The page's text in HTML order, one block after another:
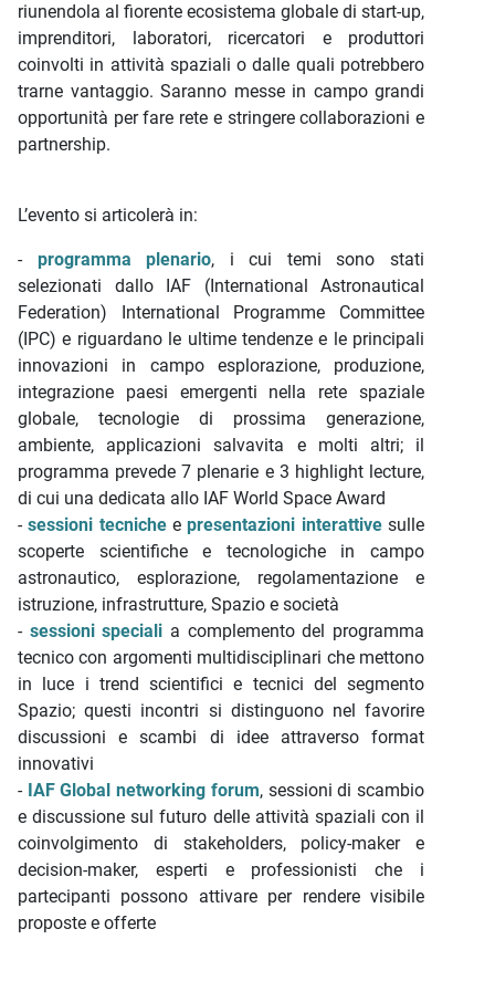
riunendola al fiorente ecosistema globale di start-up,
imprenditori, laboratori, ricercatori e produttori
coinvolti in attività spaziali o dalle quali potrebbero
trarne vantaggio. Saranno messe in campo grandi
opportunità per fare rete e stringere collaborazioni e
partnership.
L’evento si articolerà in:
- programma plenario, i cui temi sono stati
selezionati dallo IAF (International Astronautical
Federation) International Programme Committee
(IPC) e riguardano le ultime tendenze e le principali
innovazioni in campo esplorazione, produzione,
integrazione paesi emergenti nella rete spaziale
globale, tecnologie di prossima generazione,
ambiente, applicazioni salvavita e molti altri; il
programma prevede 7 plenarie e 3 highlight lecture,
di cui una dedicata allo IAF World Space Award
-sessioni tecnicheepresentazioni interattivesulle
scoperte scientifiche e tecnologiche in campo
astronautico, esplorazione, regolamentazione e
istruzione, infrastrutture, Spazio e società
- sessioni speciali a complemento del programma
tecnico con argomenti multidisciplinari che mettono
in luce i trend scientifici e tecnici del segmento
Spazio; questi incontri si distinguono nel favorire
discussioni e scambi di idee attraverso format
innovativi
- IAF Global networking forum, sessioni di scambio
e discussione sul futuro delle attività spaziali con il
coinvolgimento di stakeholders, policy-maker e
decision-maker, esperti e professionisti che i
partecipanti possono attivare per rendere visibile
proposte e offerte